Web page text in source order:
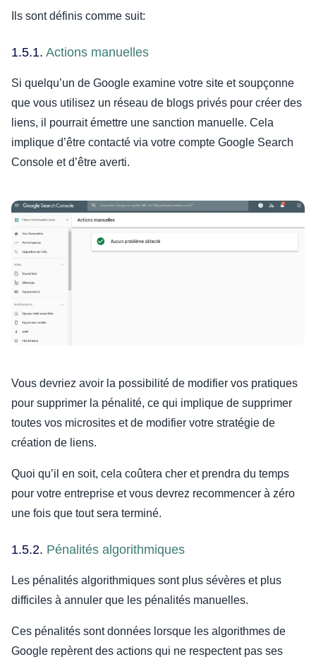
Ils sont définis comme suit:
1.5.1. Actions manuelles
Si quelqu’un de Google examine votre site et soupçonne
que vous utilisez un réseau de blogs privés pour créer des
liens, il pourrait émettre une sanction manuelle. Cela
implique d’être contacté via votre compte Google Search
Console et d’être averti.
Vous devriez avoir la possibilité de modifier vos pratiques
pour supprimer la pénalité, ce qui implique de supprimer
toutes vos microsites et de modifier votre stratégie de
création de liens.
Quoi qu’il en soit, cela coûtera cher et prendra du temps
pour votre entreprise et vous devrez recommencer à zéro
une fois que tout sera terminé.
1.5.2. Pénalités algorithmiques
Les pénalités algorithmiques sont plus sévères et plus
difficiles à annuler que les pénalités manuelles.
Ces pénalités sont données lorsque les algorithmes de
Google repèrent des actions qui ne respectent pas ses